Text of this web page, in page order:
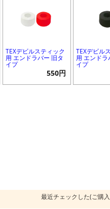
TEXデビルスティック
用 エンドラバー 旧タ
イプ
550円
TEXデビル
用 エンドラ
イプ
最近チェックした(ご購